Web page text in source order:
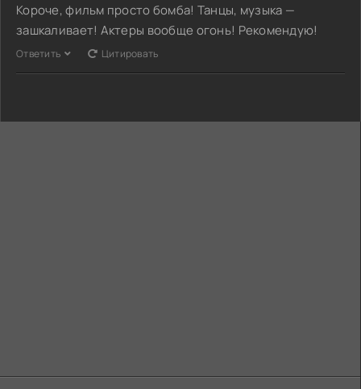
Короче, фильм просто бомба! Танцы, музыка —
зашкаливает! Актеры вообще огонь! Рекомендую!
Ответить Цитировать